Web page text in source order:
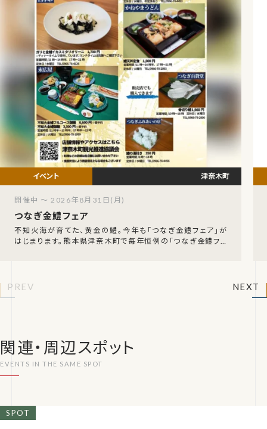
つなぎ金鱧フェア
不知火海が育てた、黄金の鱧。今年も「つなぎ金鱧フェア」が
はじまります。熊本県津奈木町で毎年恒例の「つなぎ金鱧フェ
津奈木町
開催中 ～ 2026年8月31日(月)
PREV NEXT
関連・周辺スポット